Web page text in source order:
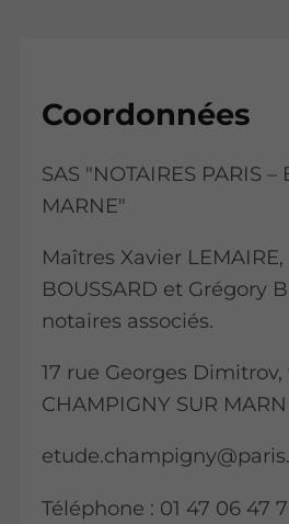
Coordonnées
SAS "NOTAIRES PARIS –
MARNE"
Maîtres Xavier
BOUSSARD et Grégory
notaires associés.
17 rue Georges Dimitrov,
CHAMPIGNY SUR
Téléphone : 01 47 06 47